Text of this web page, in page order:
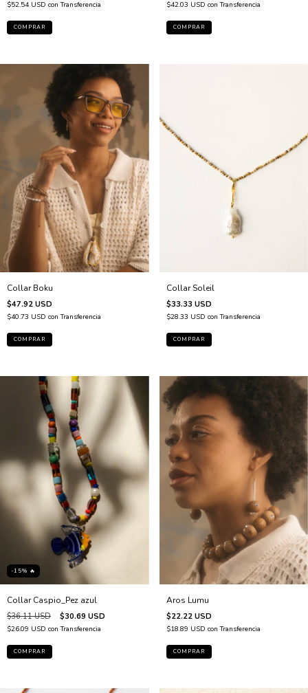
$52.54 USD con Transferencia $42.03 USD con Transferencia
Collar Boku
$47.92 USD
$40.73 USD con Transferencia
Collar Soleil
$33.33 USD
$28.33 USD con Transferencia
-15% 🔥
Collar Caspio_Pez azul
$36.11 USD $30.69 USD
$26.09 USD con Transferencia
Aros Lumu
$22.22 USD
$18.89 USD con Transferencia